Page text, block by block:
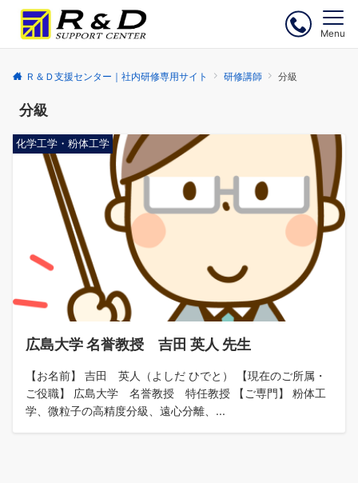
Menu
Ｒ＆Ｄ支援センター｜社内研修専用サイト 研修講師 分級
分級
化学工学・粉体工学
広島大学 名誉教授 吉田 英人 先生
【お名前】 吉田 英人（よしだ ひでと） 【現在のご所属・
ご役職】 広島大学 名誉教授 特任教授 【ご専門】 粉体工
学、微粒子の高精度分級、遠心分離、...